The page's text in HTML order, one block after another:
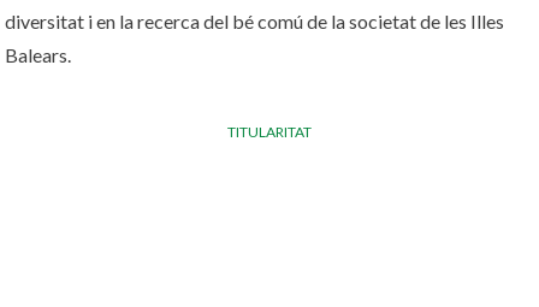
diversitat i en la recerca del bé comú de la societat de les Illes
Balears.
TITULARITAT